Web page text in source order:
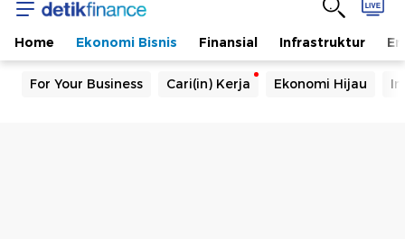
Home Ekonomi Bisnis Finansial Infrastruktur
For Your Business Cari(in) Kerja Ekonomi Hijau